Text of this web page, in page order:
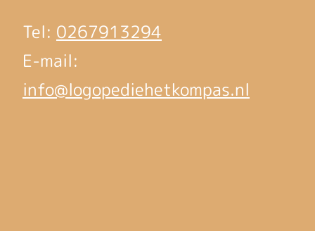
Tel: 0267913294
E-mail:
info@logopediehetkompas.nl